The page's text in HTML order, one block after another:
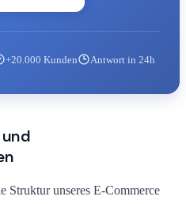
+20.000 Kunden Antwort in 24h
Struktur unseres E-Commerce